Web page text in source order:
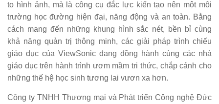
to hình ảnh, mà là công cụ đắc lực kiến tạo nên một môi
trường học đường hiện đại, năng động và an toàn. Bằng
cách mang đến những khung hình sắc nét, bền bỉ cùng
khả năng quản trị thông minh, các giải pháp trình chiếu
giáo dục của ViewSonic đang đồng hành cùng các nhà
giáo dục trên hành trình ươm mầm tri thức, chắp cánh cho
những thế hệ học sinh tương lai vươn xa hơn.
Công ty TNHH Thương mại và Phát triển Công nghệ Đức